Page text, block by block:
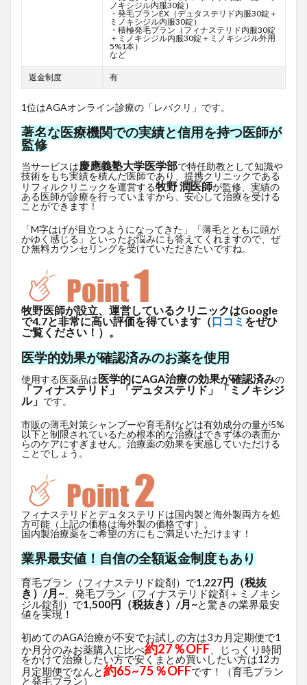
ノキシジル内服30錠）
・発毛プランEX（デュタステリド内服30錠＋
ミノキシジル内服30錠）
・積極発毛プラン（フィナステリド内服30錠
＋ミノキシジル内服30錠＋ミノキシジル外用
5%1本）
など
返金制度 有
1位はAGAオンライン診療の「レバクリ」です。
著名な医療機関での実績と信用を持つ医師が
監修
当サービスは慶應義塾大学医学部で特任助教として知識や
技術をもち実績を積んだ医師であり、提携クリニックである
リフィルクリニックを運営する牧野 潤医師が監修、実績の
ある医師が診療を行っていますから、安心して治療を受ける
ことができます！
「M字はげが目立つようになってきた」「薄毛とともに頭が
かゆく感じる」といったお悩みにも答えてくれますので、ぜ
ひ無料カウンセリングを受けていただきたいですね。
牧野医師が設立、運営しているクリニックはGoogle
で4.7と非常に高い評価を得ています（口コミ をぜひ
ご覧ください！）。
医学的効果が確認済みのお薬を使用
使用する医薬品は医学的にAGA治療の効果が確認済みの
「フィナステリド」「デュタステリド」「ミノキシジ
ル」 です。
市販の薄毛対策シャンプーや育毛剤などは有効成分の量が5%
以下と制限されているため根本的な治療はできず体の表面か
らのケアにすぎません。治療薬の効果を実感していただける
ことでしょう。
フィナステリドとデュタステリドは国内製と海外製両方を処
方可能（上記の価格は海外製の価格です）。
国内製治療薬をご希望の方にもご満足いただけます！
業界最安値！自信の全額返金制度もあり
育毛プラン（フィナステリド錠剤）で1,227円（税抜
き）/月~ 、発毛プラン（フィナステリド錠剤＋ミノキシ
ジル錠剤）で1,500円（税抜き）/月~と驚きの業界最安
値を実現！
初めてのAGA治療が不安でお試しの方は3カ月定期便で1
か月分のみお薬購入に比べ約27％OFF 、じっくり時間
をかけて治療したい方で安くまとめ買いしたい方は12カ
月定期便でなんと約65~75％OFFです！（育毛プラン
と発毛プラン）